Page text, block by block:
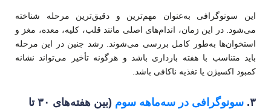
این سونوگرافی به‌عنوان مهم‌ترین و دقیق‌ترین مرحله شناخته
می‌شود. در این زمان، اندام‌های اصلی مانند قلب، کلیه، معده، مغز و
استخوان‌ها به‌طور کامل بررسی می‌شوند. رشد جنین در این مرحله
باید متناسب با هفته بارداری باشد و هرگونه تأخیر می‌تواند نشانه
کمبود اکسیژن یا تغذیه ناکافی باشد.
۳. سونوگرافی در سه‌ماهه سوم
(بین هفته‌های ۳۰ تا